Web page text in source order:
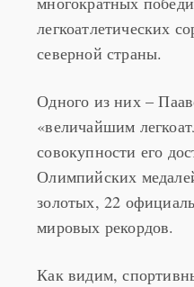
легкоатлетических
северной страны.
Одного из них –
«величайшим
совокупности его
Олимпийских
золотых, 22
мировых рекордов.
Как видим,